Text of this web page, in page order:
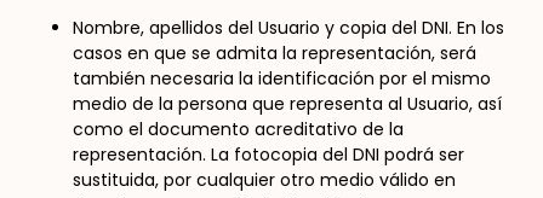
Nombre, apellidos del Usuario y copia del DNI. En los
casos en que se admita la representación, será
también necesaria la identificación por el mismo
medio de la persona que representa al Usuario, así
como el documento acreditativo de la
representación. La fotocopia del DNI podrá ser
sustituida, por cualquier otro medio válido en